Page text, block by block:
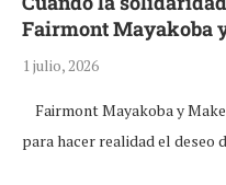
Fairmont Mayakoba
1 julio, 2026
Fairmont Mayakoba y
para hacer realidad el deseo